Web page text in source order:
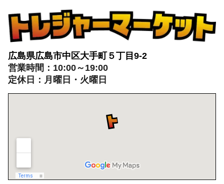
定休日：月曜日・火曜日
出張買取：8:00～21:00 年中無休
※出張買取対応エリアは広島全域となります
電話でのお問い合わせはこちらから
082-942-0389